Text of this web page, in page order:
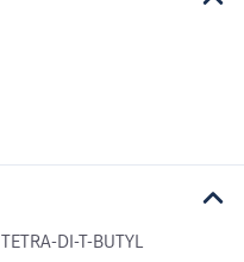
DI-T-BUTYL